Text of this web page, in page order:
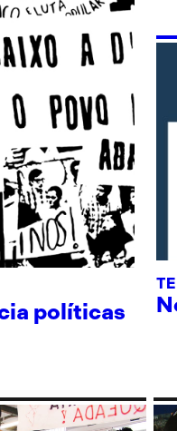
políticas